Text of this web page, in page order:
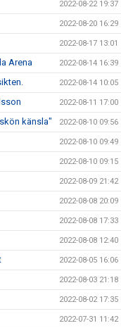
2022-08-22 19:37
2022-08-20 16:29
2022-08-17 13:01
Arena 2022-08-14 16:39
2022-08-14 10:05
2022-08-11 17:00
känsla" 2022-08-10 09:56
2022-08-10 09:49
2022-08-10 09:15
2022-08-09 21:42
2022-08-08 20:09
2022-08-08 17:33
2022-08-08 12:40
2022-08-05 16:06
2022-08-03 21:18
2022-08-02 17:35
2022-07-31 11:42